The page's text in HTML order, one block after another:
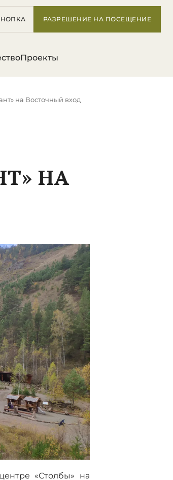
РАЗРЕШЕНИЕ НА ПОСЕЩЕНИЕ
Проекты
на Восточный вход
НА
«Столбы» на